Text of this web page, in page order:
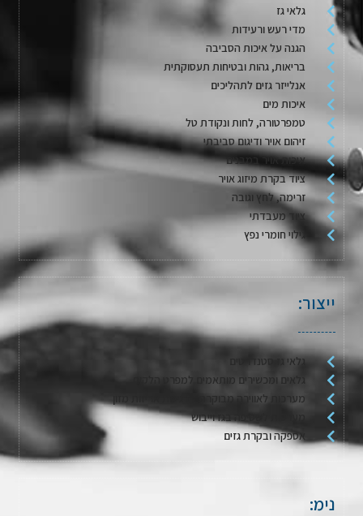
גלאי גז
מדי רעש ורעידות
הגנה על איכות הסביבה
בריאות, גהות ובטיחות תעסוקתית
אנלייזר גזים לתהליכים
איכות מים
טמפרטורה, לחות ונקודת טל
זיהום אויר ודיגום סביבתי
איכות אויר במבנים
ציוד בקרת מיזוג אויר
זרימה, לחץ וגובה
ציוד מעבדתי
גילוי חומרי נפץ
ייצור:
גלאי גז סטנדרטים
גלאים ומכשירים מותאמים למפרט הלקוח
מערכות לאווירה מבוקרת / דגימת אריזות מזון
מערכות לשטיפה בגז וייבוש
אספקה ובקרת גזים
נימ: